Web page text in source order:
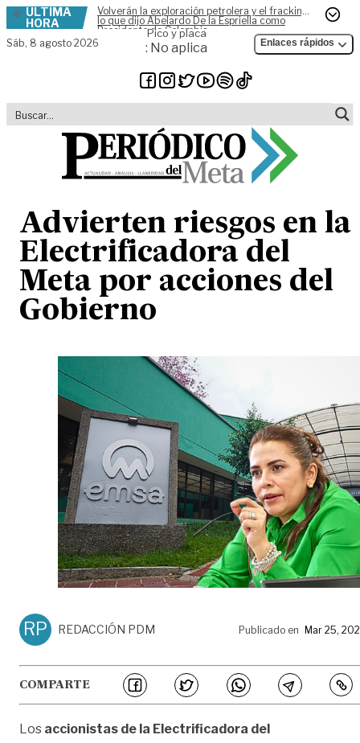
Skip to content
ÚLTIMA
HORA
Volverán la exploración petrolera y el fracking,
lo que dijo Abelardo De la Espriella como
Presidente de Colombia
Sáb, 8 agosto 2026
Pico y placa
: No aplica Enlaces rápidos
Advierten riesgos en la
Electrificadora del
Meta por acciones del
Gobierno
RP REDACCIÓN PDM Publicado en Mar 25,
COMPARTE
Los accionistas de la Electrificadora del